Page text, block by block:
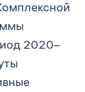
2020–